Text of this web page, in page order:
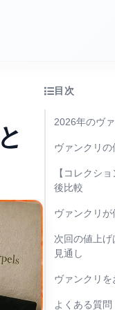
目次
2026年のヴ
ヴァンクリの
【コレクシ
後比較
ヴァンクリ
次回の値上
見通し
ヴァンクリ
よくある質問